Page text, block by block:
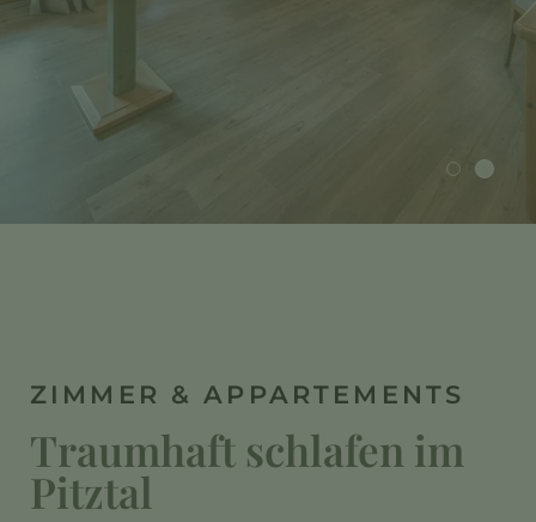
ZIMMER & APPARTEMENTS
Traumhaft schlafen im
Pitztal